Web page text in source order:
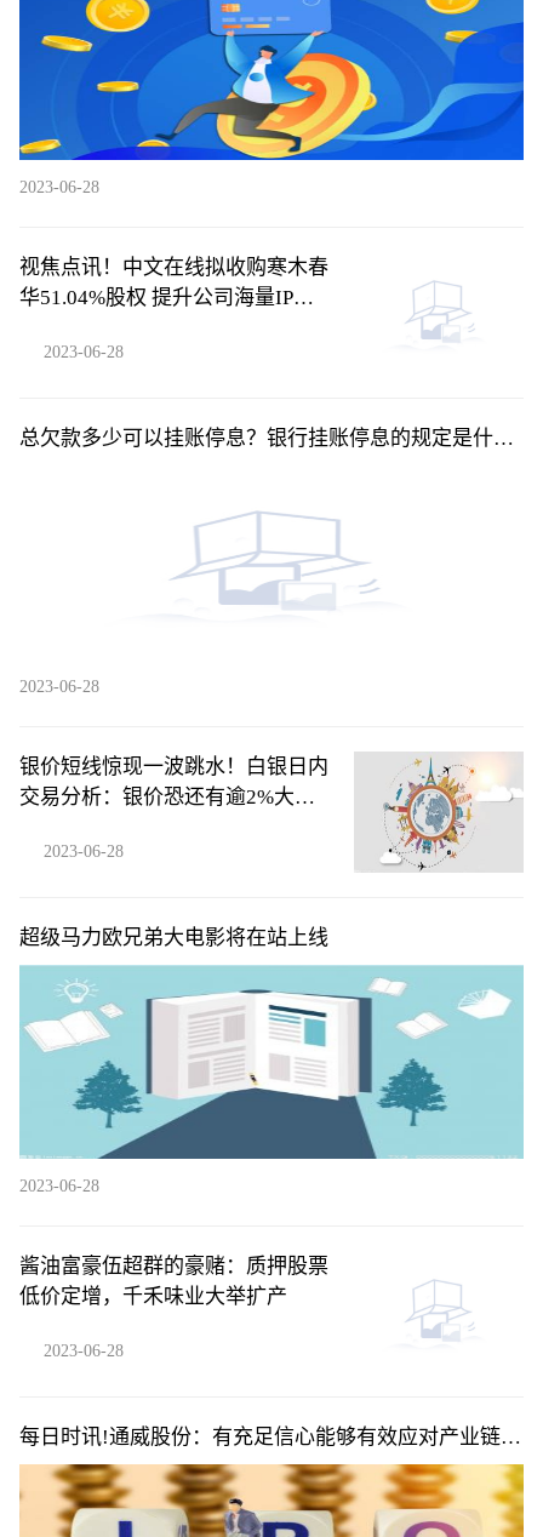
2023-06-28
视焦点讯！中文在线拟收购寒木春
华51.04%股权 提升公司海量IP动
2023-06-28
总欠款多少可以挂账停息？银行挂账停息的规定是什
2023-06-28
银价短线惊现一波跳水！白银日内
交易分析：银价恐还有逾2%大跌
2023-06-28
超级马力欧兄弟大电影将在站上线
2023-06-28
酱油富豪伍超群的豪赌：质押股票
低价定增，千禾味业大举扩产
2023-06-28
每日时讯!通威股份：有充足信心能够有效应对产业链价
格波动